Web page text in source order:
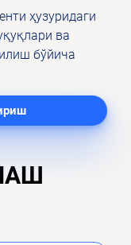
ҳузуридаги
ва
бўйича